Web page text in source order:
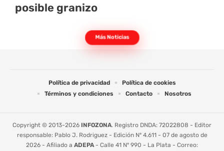
posible granizo
Más Noticias
Política de privacidad
Política de cookies
Términos y condiciones
Contacto Nosotros
Copyright © 2013-2026 INFOZONA. Registro DNDA: 72022808 - Editor
responsable: Pablo J. Rodriguez - Edición Nº 4.611 - 07 de agosto de
2026 - Afiliado a ADEPA- Calle 41 Nº 990 - La Plata - Correo: